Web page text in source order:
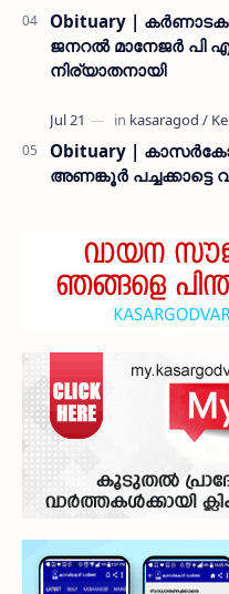
Obituary |
ജനറൽ മാനേജർ പി
നിര്യാതനായി
Obituary |
അണങ്കൂർ പച്ചക്കാട്ടെ